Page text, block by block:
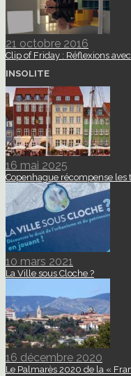
21 octobre 2016
Clip of Friday : Réflexions
INSOLITE
16 mai 2025
Copenhague récompense les
10 mars 2021
La Ville sous Cloche ?
16 décembre 2020
Le Palmarès 2020 de la «